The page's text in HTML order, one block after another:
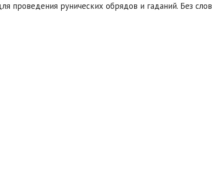
проведения рунических обрядов и гаданий. Без слов